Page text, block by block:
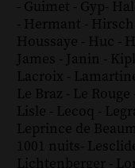
- Guimet - Gyp-
- Hermant - Hirsch
Houssaye - Huc -
James - Janin -
Lacroix -
Le Braz - Le Rouge
Lisle - Lecoq -
Leprince de
1001 nuits-
Lichtenberger -